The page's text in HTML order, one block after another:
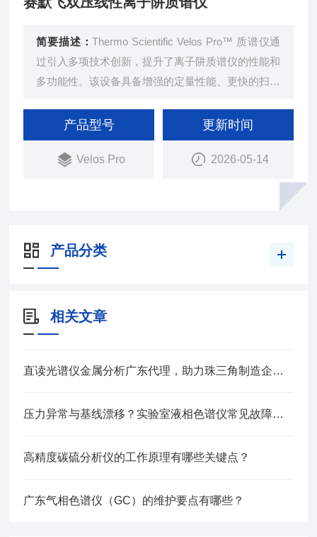
简要描述：Thermo Scientific Velos Pro™ 质谱仪通
过引入多项技术创新，提升了离子阱质谱仪的性能和
多功能性。该设备具备增强的定量性能、更快的扫描
bitrap技术结合，以实现超高分辨率和准确质量数。
产品型号
Velos Pro
更新时间
2026-05-14
产品分类
相关文章
直读光谱仪金属分析广东代理，助力珠三角制造企业材料质控升级
压力异常与基线漂移？实验室液相色谱仪常见故障排查实战
高精度碳硫分析仪的工作原理有哪些关键点？
广东气相色谱仪（GC）的维护要点有哪些？